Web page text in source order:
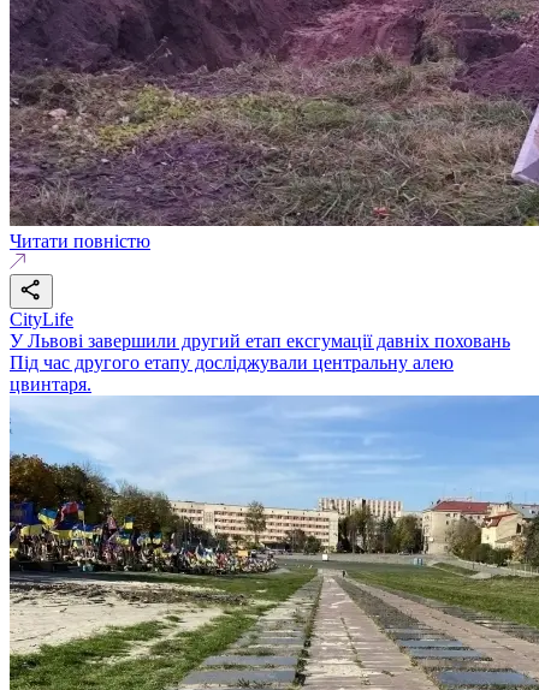
Читати повністю
CityLife
У Львові завершили другий етап ексгумації давніх поховань
Під час другого етапу досліджували центральну алею
цвинтаря.